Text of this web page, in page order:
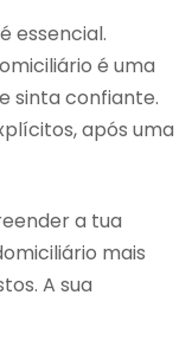
essencial.
é uma
sinta confiante.
após uma
a tua
mais
A sua